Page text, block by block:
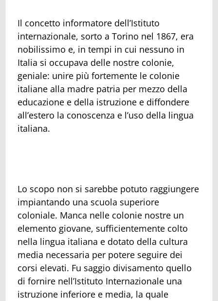
Il concetto informatore dell’Istituto
internazionale, sorto a Torino nel 1867, era
nobilissimo e, in tempi in cui nessuno in
Italia si occupava delle nostre colonie,
geniale: unire più fortemente le colonie
italiane alla madre patria per mezzo della
educazione e della istruzione e diffondere
all’estero la conoscenza e l’uso della lingua
italiana.
Lo scopo non si sarebbe potuto raggiungere
impiantando una scuola superiore
coloniale. Manca nelle colonie nostre un
elemento giovane, sufficientemente colto
nella lingua italiana e dotato della cultura
media necessaria per potere seguire dei
corsi elevati. Fu saggio divisamento quello
di fornire nell’Istituto Internazionale una
istruzione inferiore e media, la quale